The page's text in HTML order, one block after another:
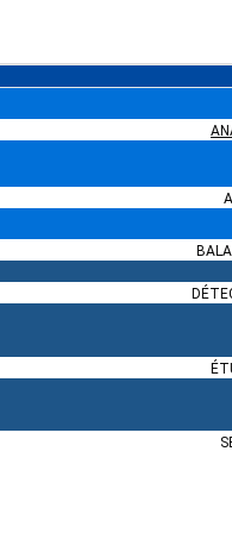
rotatif à